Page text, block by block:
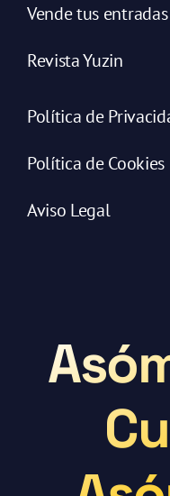
Vende tus entradas
Revista Yuzin
Política de
Política de Cookies
Aviso Legal